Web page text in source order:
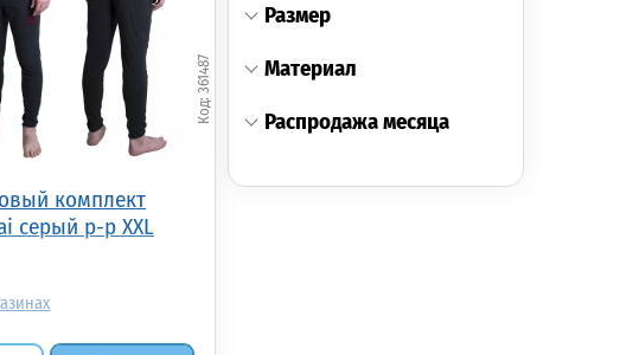
комплект
серый р-р XXL
361487
размер
материал
распродажа месяца